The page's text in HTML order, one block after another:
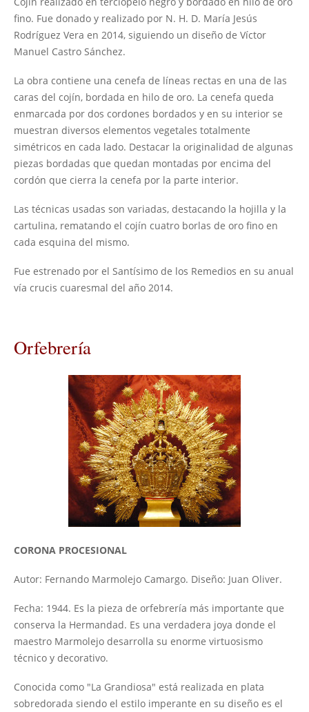
fino. Fue donado y realizado por N. H. D. María Jesús
Rodríguez Vera en 2014, siguiendo un diseño de Víctor
Manuel Castro Sánchez.
La obra contiene una cenefa de líneas rectas en una de las
caras del cojín, bordada en hilo de oro. La cenefa queda
enmarcada por dos cordones bordados y en su interior se
muestran diversos elementos vegetales totalmente
simétricos en cada lado. Destacar la originalidad de algunas
piezas bordadas que quedan montadas por encima del
cordón que cierra la cenefa por la parte interior.
Las técnicas usadas son variadas, destacando la hojilla y la
cartulina, rematando el cojín cuatro borlas de oro fino en
cada esquina del mismo.
Fue estrenado por el Santísimo de los Remedios en su anual
vía crucis cuaresmal del año 2014.
Orfebrería
CORONA PROCESIONAL
Autor: Fernando Marmolejo Camargo. Diseño: Juan Oliver.
Fecha: 1944. Es la pieza de orfebrería más importante que
conserva la Hermandad. Es una verdadera joya donde el
maestro Marmolejo desarrolla su enorme virtuosismo
técnico y decorativo.
Conocida como "La Grandiosa" está realizada en plata
sobredorada siendo el estilo imperante en su diseño es el